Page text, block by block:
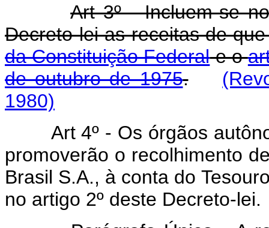
Art 3º - Incluem-se
Decreto-lei as receitas de
da Constituição Federale o
de outubro de 1975.
1980)
Art 4º - Os órgãos
promoverão o recolhimento
Brasil S.A., à conta do
no artigo 2º deste Decreto-lei.